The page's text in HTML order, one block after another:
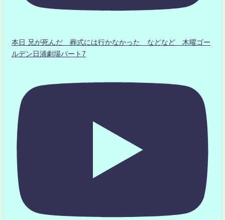
本日 兄が死んだ 葬式には行かなかった などなど 木曜ゴー
ルデン日浦劇場パート7